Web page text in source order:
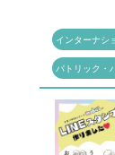
インターナシ
パトリック・